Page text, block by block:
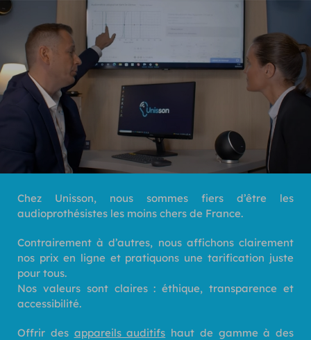
Chez Unisson, nous sommes fiers d’être les
audioprothésistes les moins chers de France.
Contrairement à d’autres, nous affichons clairement
nos prix en ligne et pratiquons une tarification juste
pour tous.
Nos valeurs sont claires : éthique, transparence et
accessibilité.
Offrir des appareils auditifs haut de gamme à des